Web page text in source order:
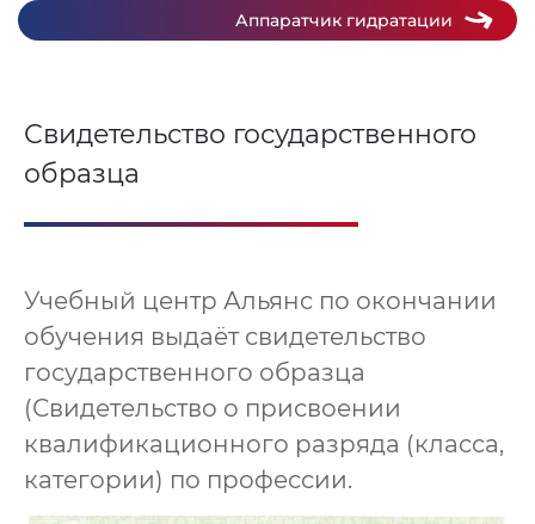
Аппаратчик гидратации
Свидетельство государственного
образца
Учебный центр Альянс по окончании
обучения выдаёт свидетельство
государственного образца
(Свидетельство о присвоении
квалификационного разряда (класса,
категории) по профессии.